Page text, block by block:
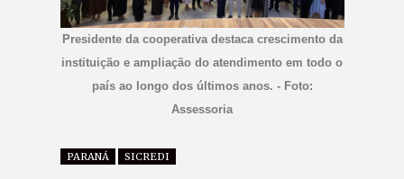
Presidente da cooperativa destaca crescimento da
instituição e ampliação do atendimento em todo o
país ao longo dos últimos anos. - Foto:
Assessoria
PARANÁ SICREDI